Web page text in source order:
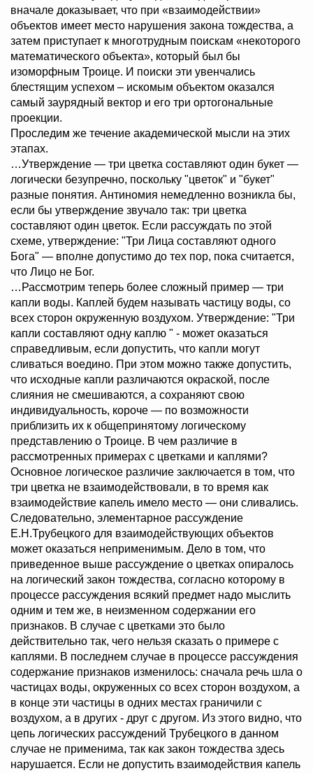
вначале доказывает, что при «взаимодействии»
объектов имеет место нарушения закона тождества, а
затем приступает к многотрудным поискам «некоторого
математического объекта», который был бы
изоморфным Троице. И поиски эти увенчались
блестящим успехом – искомым объектом оказался
самый заурядный вектор и его три ортогональные
проекции.
Проследим же течение академической мысли на этих
этапах.
…Утверждение — три цветка составляют один букет —
логически безупречно, поскольку "цветок" и "букет"
разные понятия. Антиномия немедленно возникла бы,
если бы утверждение звучало так: три цветка
составляют один цветок. Если рассуждать по этой
схеме, утверждение: "Три Лица составляют одного
Бога" — вполне допустимо до тех пор, пока считается,
что Лицо не Бог.
…Рассмотрим теперь более сложный пример — три
капли воды. Каплей будем называть частицу воды, со
всех сторон окруженную воздухом. Утверждение: "Три
капли составляют одну каплю " - может оказаться
справедливым, если допустить, что капли могут
сливаться воедино. При этом можно также допустить,
что исходные капли различаются окраской, после
слияния не смешиваются, а сохраняют свою
индивидуальность, короче — по возможности
приблизить их к общепринятому логическому
представлению о Троице. В чем различие в
рассмотренных примерах с цветками и каплями?
Основное логическое различие заключается в том, что
три цветка не взаимодействовали, в то время как
взаимодействие капель имело место — они сливались.
Следовательно, элементарное рассуждение
Е.Н.Трубецкого для взаимодействующих объектов
может оказаться неприменимым. Дело в том, что
приведенное выше рассуждение о цветках опиралось
на логический закон тождества, согласно которому в
процессе рассуждения всякий предмет надо мыслить
одним и тем же, в неизменном содержании его
признаков. В случае с цветками это было
действительно так, чего нельзя сказать о примере с
каплями. В последнем случае в процессе рассуждения
содержание признаков изменилось: сначала речь шла о
частицах воды, окруженных со всех сторон воздухом, а
в конце эти частицы в одних местах граничили с
воздухом, а в других - друг с другом. Из этого видно, что
цепь логических рассуждений Трубецкого в данном
случае не применима, так как закон тождества здесь
нарушается. Если не допустить взаимодействия капель